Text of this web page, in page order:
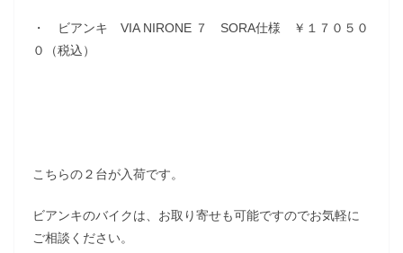
・ ビアンキ VIA NIRONE ７ SORA仕様 ￥１７０５０
０（税込）
こちらの２台が入荷です。
ビアンキのバイクは、お取り寄せも可能ですのでお気軽に
ご相談ください。